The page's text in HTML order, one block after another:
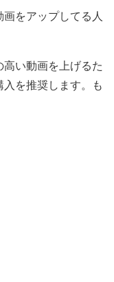
をアップしてる人
い動画を上げるた
を推奨します。も